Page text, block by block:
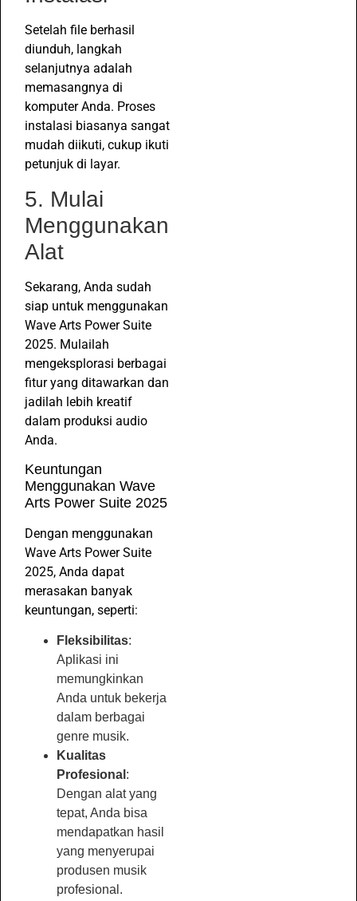
Setelah file berhasil
diunduh, langkah
selanjutnya adalah
memasangnya di
komputer Anda. Proses
instalasi biasanya sangat
mudah diikuti, cukup ikuti
petunjuk di layar.
5. Mulai
Menggunakan
Alat
Sekarang, Anda sudah
siap untuk menggunakan
Wave Arts Power Suite
2025. Mulailah
mengeksplorasi berbagai
fitur yang ditawarkan dan
jadilah lebih kreatif
dalam produksi audio
Anda.
Keuntungan
Menggunakan Wave
Arts Power Suite 2025
Dengan menggunakan
Wave Arts Power Suite
2025, Anda dapat
merasakan banyak
keuntungan, seperti:
Fleksibilitas:
Aplikasi ini
memungkinkan
Anda untuk bekerja
dalam berbagai
genre musik.
Kualitas
Profesional :
Dengan alat yang
tepat, Anda bisa
mendapatkan hasil
yang menyerupai
produsen musik
profesional.